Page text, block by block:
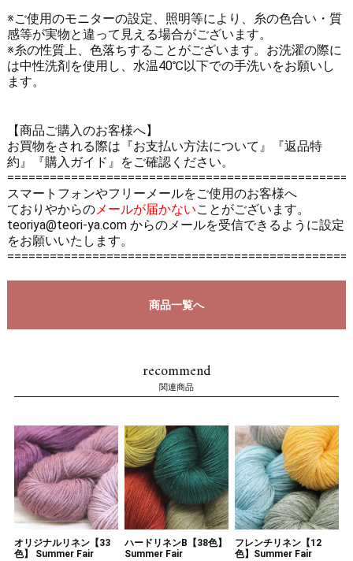
※ご使用のモニターの設定、照明等により、糸の色合い・質
感等が実物と違って見える場合がございます。
※糸の性質上、色落ちすることがございます。お洗濯の際に
は中性洗剤を使用し、水温40℃以下での手洗いをお願いし
ます。
【商品ご購入のお客様へ】
お買物をされる際は 『お支払い方法について』
『返品特
約』
『購入ガイド』 をご確認ください。
スマートフォンやフリーメールをご使用のお客様へ
ておりやからのメールが届かないことがございます。
teoriya@teori-ya.com からのメールを受信できるように設定
をお願いいたします。
商品一覧へ
recommend
関連商品
オリジナルリネン【33
色】 Summer Fair
ハードリネンB【38色】
Summer Fair
フレンチリネン【12
色】Summer Fair